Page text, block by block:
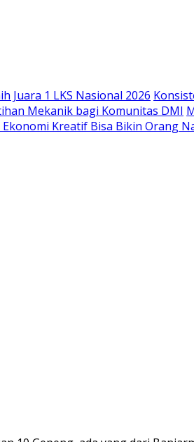
Juara 1 LKS Nasional 2026
Mekanik bagi Komunitas DMI
Kreatif Bisa Bikin Orang